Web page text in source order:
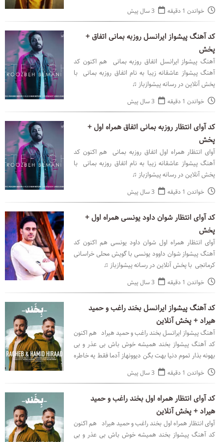
خواندن 1 دقیقه 3 سال پیش
کد آهنگ پیشواز ایرانسل روزبه بمانی اتفاق +
پخش
آهنگ پیشواز ایرانسل اتفاق روزبه بمانی هم اکنون کد
آهنگ پیشواز عاشقانه زیبا به نام اتفاق روزبه بمانی با
پخش آنلاین در رسانه پیشوازباز ♫
خواندن 1 دقیقه 3 سال پیش
کد آوای انتظار روزبه بمانی اتفاق همراه اول +
پخش
آوای انتظار همراه اول اتفاق روزبه بمانی هم اکنون کد
آهنگ پیشواز عاشقانه زیبا به نام اتفاق روزبه بمانی با
پخش آنلاین در رسانه پیشوازباز ♫
خواندن 1 دقیقه 3 سال پیش
کد آوای انتظار شوان داود یونسی همراه اول +
پخش
آوای انتظار همراه اول شوان داود یونسی هم اکنون کد
آهنگ پیشواز شوان داوود یونسی با گویش محلی خراسانی
کرمانجی با پخش آنلاین در رسانه پیشوازباز ♫
خواندن 1 دقیقه 3 سال پیش
کد آهنگ پیشواز ایرانسل بخند راغب و حمید
هیراد + پخش آنلاین
آهنگ پیشواز ایرانسل بخند راغب و حمید هیراد هم اکنون
کد آهنگ پیشواز بخند همیشه خوش باش بی عذر و بی
بهونه بذار تموم دنیا بهت بگن دیوونهاز آدما فقط یه خاطره
جا میمونه با صدای راغب و حمید هیراد با پخ
خواندن 1 دقیقه 3 سال پیش
کد آوای انتظار همراه اول بخند راغب و حمید
هیراد + پخش آنلاین
آوای انتظار همراه اول بخند راغب و حمید هیراد هم اکنون
کد آهنگ پیشواز بخند همیشه خوش باش بی عذر و بی